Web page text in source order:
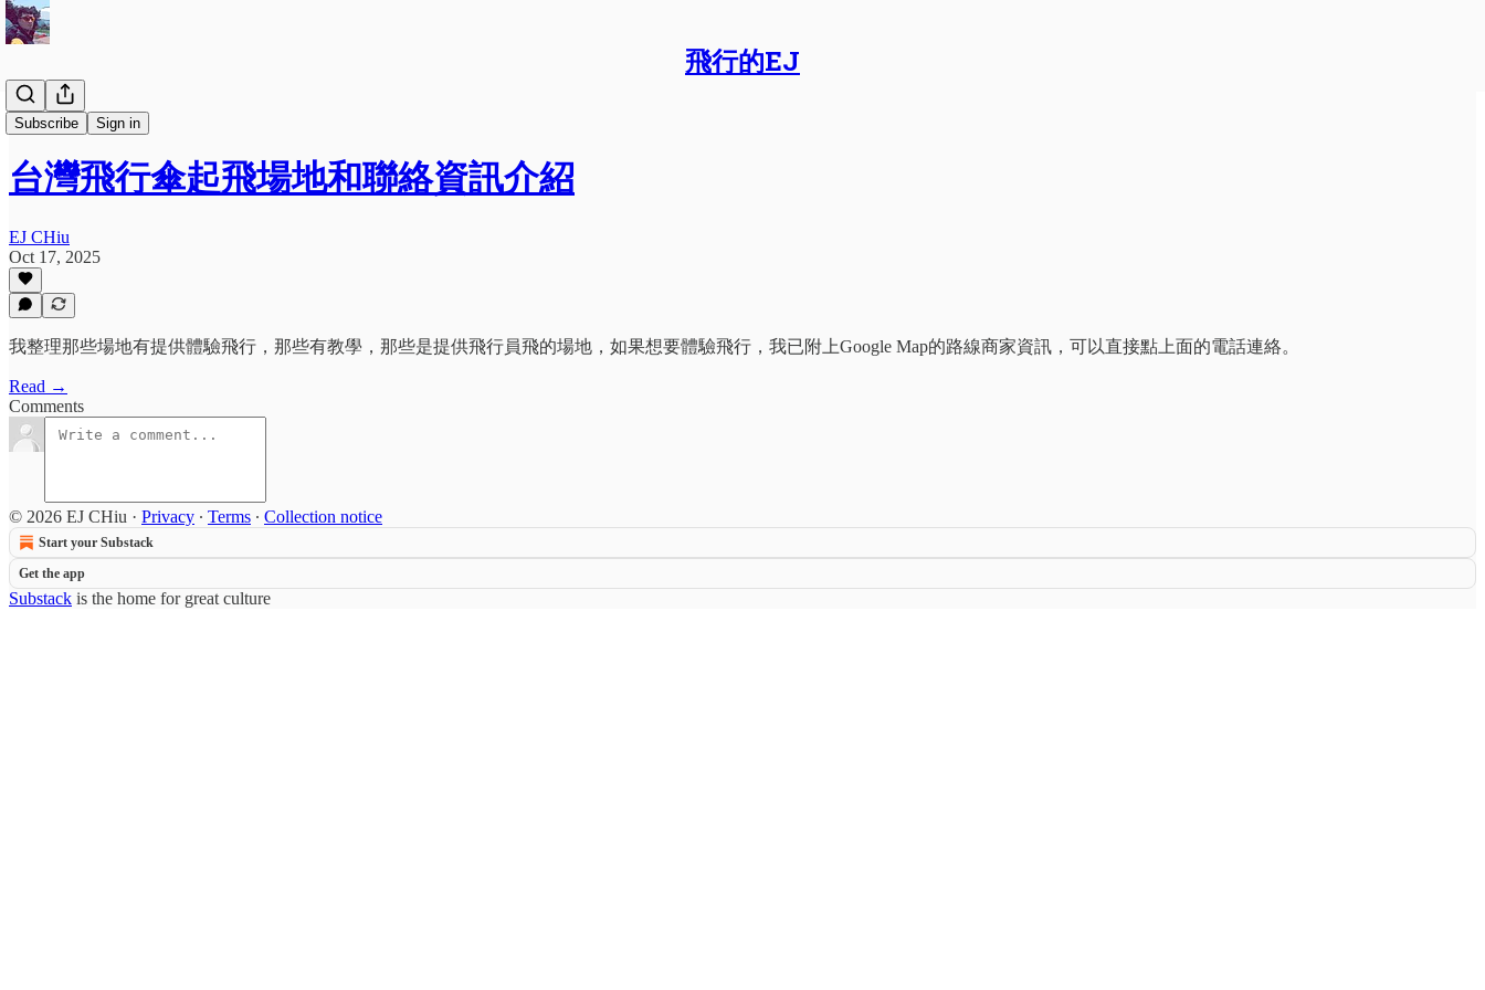
飛行的EJ
Subscribe Sign in
飛行傘🪂
台灣飛行傘起飛場地和聯絡資訊介紹
EJ CHiu
Oct 17, 2025
我整理那些場地有提供體驗飛行，那些有教學，那些是提供飛行員飛的場地，如果想要體驗飛行，我已附上Google Map的路線商家資訊，可以直接點上面的電話連絡。
Read →
Comments
© 2026 EJ CHiu · Privacy ∙ Terms ∙ Collection notice
Start your Substack
Get the app
Substack is the home for great culture